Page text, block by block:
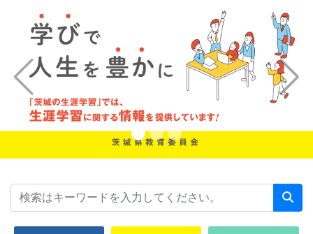
Previous Next